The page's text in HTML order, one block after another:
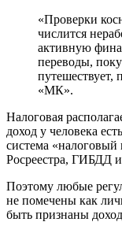
«Проверки
числится
активную
переводы,
«МК».
Налоговая
доход у человека
система «налоговый
Росреестра, ГИБДД
Поэтому любые
не помечены как
быть признаны